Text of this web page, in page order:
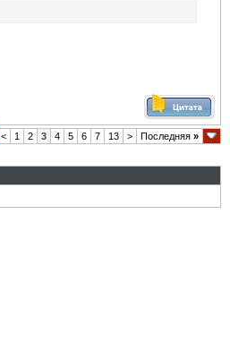
< 1 2 3 4 5 6 7 13 > Последняя »